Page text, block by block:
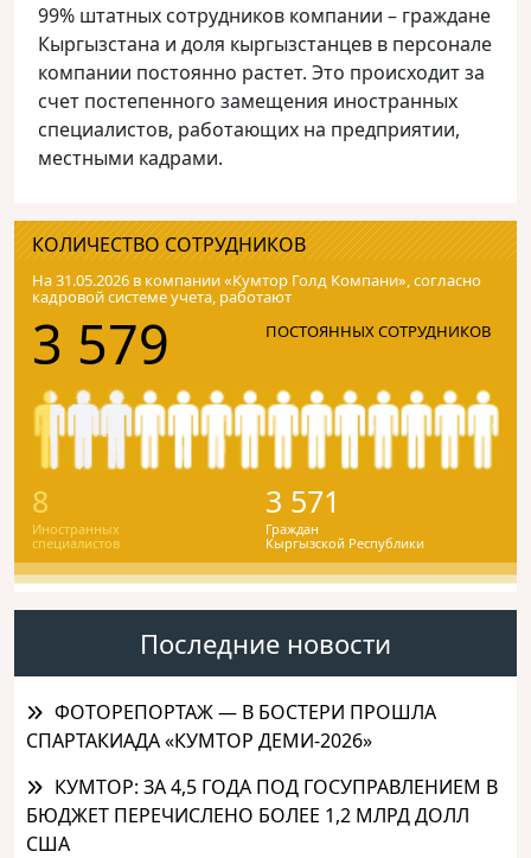
99% штатных сотрудников компании – граждане
Кыргызстана и доля кыргызстанцев в персонале
компании постоянно растет. Это происходит за
счет постепенного замещения иностранных
специалистов, работающих на предприятии,
местными кадрами.
КОЛИЧЕСТВО СОТРУДНИКОВ
На 31.05.2026 в компании «Кумтор Голд Компани», согласно
кадровой системе учета, работают
3 579 ПОСТОЯННЫХ СОТРУДНИКОВ
8
Иностранных
специалистов
3 571
Граждан
Кыргызской Республики
Последние новости
ФОТОРЕПОРТАЖ — В БОСТЕРИ ПРОШЛА
СПАРТАКИАДА «КУМТОР ДЕМИ-2026»
КУМТОР: ЗА 4,5 ГОДА ПОД ГОСУПРАВЛЕНИЕМ В
БЮДЖЕТ ПЕРЕЧИСЛЕНО БОЛЕЕ 1,2 МЛРД ДОЛЛ
США